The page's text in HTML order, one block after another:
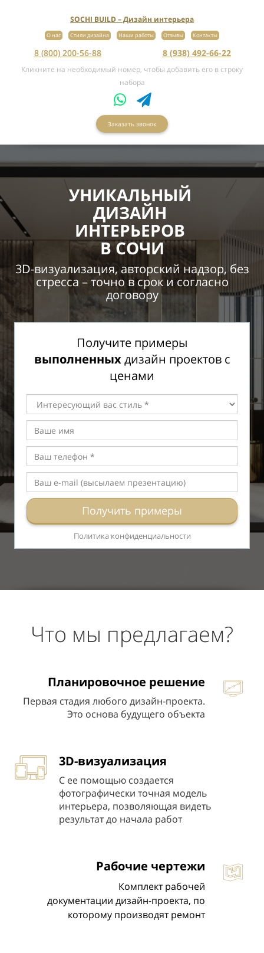
SOCHI BUILD – Дизайн интерьера
О нас Стили дизайна Наши работы Отзывы Контакты
8 (800) 200-56-88 8 (938) 492-66-22
Кликните на необходимый номер, чтобы добавить его в строку
набора
Заказать звонок
УНИКАЛЬНЫЙ
ДИЗАЙН
ИНТЕРЬЕРОВ
В СОЧИ
3D-визуализация, авторский надзор, без
стресса – точно в срок и согласно
договору
Получите примеры
выполненныхдизайн проектов с
ценами
Получить примеры
Политика конфиденциальности
Что мы предлагаем?
Планировочное решение
Первая стадия любого дизайн-проекта.
Это основа будущего объекта
3D-визуализация
С ее помощью создается
фотографически точная модель
интерьера, позволяющая видеть
результат до начала работ
Рабочие чертежи
Комплект рабочей
документации дизайн-проекта, по
которому производят ремонт